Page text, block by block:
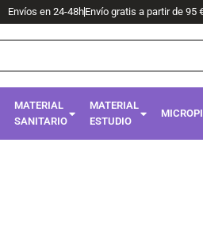
Envíos en 24-48hEnvío gratis a partir de 95
MATERIAL
SANITARIO
MATERIAL
ESTUDIO